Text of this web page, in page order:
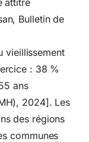
attitré
Bulletin de
vieillissement
: 38 %
ans
2024]. Les
des régions
communes